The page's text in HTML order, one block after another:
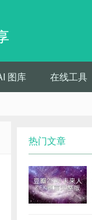
图库 在线工具
热门文章